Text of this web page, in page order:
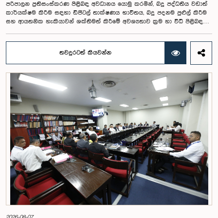
පරිපාලන ප්‍රතිසංස්කරණ පිළිබඳ අවධානය යොමු කරමින්, බදු පද්ධතිය වඩාත්
කාර්යක්ෂම කිරීම සඳහා ඩිජිටල් තාක්ෂණය භාවිතය, බදු පදනම පුළුල් කිරීම
සහ ආයතනික හැකියාවන් ශක්තිමත් කිරීමේ අවශ්‍යතාව ක්‍රම හා විධි පිළිබඳ
හා විධි පිළිබඳ කාරක සභාවේදී, මුදල්, ක්‍රමසම්පාදන සහ ආර්ථික සංවර්ධන
අමාත්‍යාංශයේ සහ දේශීය ආදායම් දෙපාර්තමේන්තුවේ නිලධාරීන් සමඟ ශ්‍රී
ලංකාවේ වර්තමාන මූල්‍ය තත්ත්වය සහ බදු පරිපාලන ප්‍රතිසංස්කරණ පිළිබඳව
සාකච්ඡා කෙරිණි.එහිදී 2026 වර්ෂය සඳහා වූ බදු සැලැස්ම, 2026 ජූනි 30 දින
දක්වා බදු ආදායම් එකතු කිරීමේ ප්‍රගතිය, ආදායම් ඇස්තමේන්තු, බදු වර්ග
අනුව ආදායම් කාර්යසාධනය, බදු පදනම, වර්තමාන බදු අනුකූලතා තත්ත්වය,
බදු ක්‍රමය සරල කිරීම සඳහා නව තාක්ෂණය හඳුන්වාදීම සහ RAMIS
පද්ධතියේ ප්‍රගතිය, ඩිජිටල් සේවා සඳහා අදාළ බදු, බදු පරිපාලනයේ අභියෝග
සහ ඉදිරි ක්‍රියාමාර්ග පිළිබඳව අවධානය යොමු විය.මෑත කාලීන බදු ප්‍රතිපත්ති
සංශෝධන සහ ආදායම් කළමනාකරණ ක්‍රියාමාර්ග හේතුවෙන් රටේ මූල්‍ය
ක්ෂේත්‍රයේ යම් ස්ථාවරත්වයක් ඇති වී ඇති බව සාකච්ඡාවේදී පෙන්වා දී ඇත.
එම ප්‍රගතිය තවදුරටත් ශක්තිමත් කිරීම සඳහා බදු පරිපාලනය නවීකරණය
කිරීම, බදු ගෙවන්නන්ගේ පදනම පුළුල් කිරීම සහ බදු අනුකූලතාව වැඩිදියුණු
කිරීමේ අවශ්‍යතාව ද මෙහිදී අවධාරණය කෙරිණි.බදු පද්ධතිය වඩාත්
කාර්යක්ෂම කිරීම සඳහා විද්‍යුත් සේවා පුළුල් කිරීම, ආයතන අතර දත්ත
හුවමාරුව ශක්තිමත් කිරීම සහ ඩිජිටල් පද්ධති වැඩිදියුණු කිරීම පිළිබඳව ද
සාකච්ඡා විය.තවද, බදු පරිපාලනයේ පවතින අභියෝග ලෙස අවිධිමත් ආර්ථික
ක්‍රියාකාරකම් බදු ජාලයට ඇතුළත් කිරීම, තාක්ෂණික පද්ධති යාවත්කාලීන
කිරීමේ අවශ්‍යතාව, දත්ත ඒකාබද්ධ කිරීමේ ගැටලු සහ විශේෂිත ක්ෂේත්‍ර සඳහා
අවශ්‍ය මානව සම්පත් සංවර්ධනය පිළිබඳව ද මෙහිදී අවධානය යොමු
තවදුරටත් කියවන්න